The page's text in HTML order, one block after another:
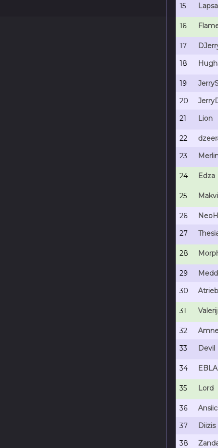
15
Lapsa
16
17
18
19
20
21
Lion
22
23
24 Edza
25
26
27
28
29
30
31
32
33
Devil
34
35 Lord
36
Ansiic
37
Diizis
38